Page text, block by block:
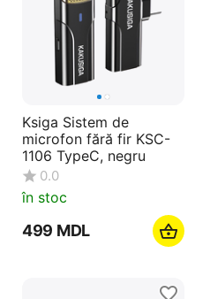
Ksiga Sistem de
microfon fără fir KSC-
1106 TypeC, negru
0.0
în stoc
‍499‍ MDL